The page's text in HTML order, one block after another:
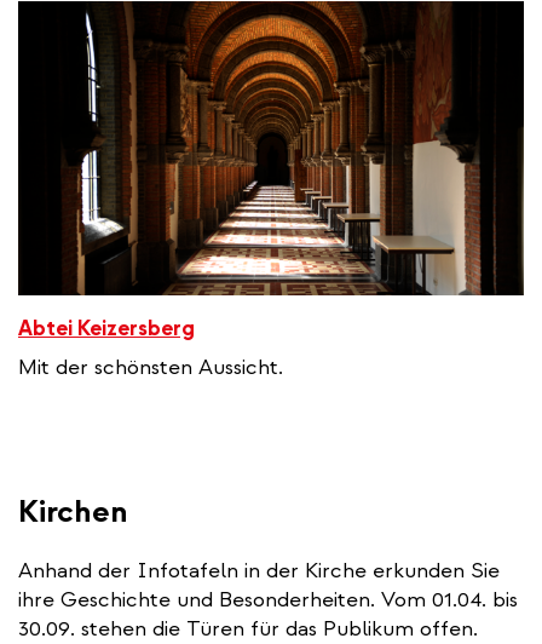
Abtei Keizersberg
Mit der schönsten Aussicht.
Kirchen
Anhand der Infotafeln in der Kirche erkunden Sie
ihre Geschichte und Besonderheiten. Vom 01.04. bis
30.09. stehen die Türen für das Publikum offen.